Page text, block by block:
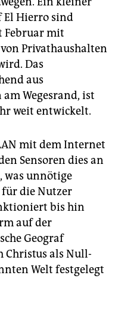
El Hierro sind
Februar mit
Privathaushalten
Das
aus
Wegesrand, ist
weit entwickelt.
mit dem Internet
Sensoren dies an
was unnötige
die Nutzer
bis hin
auf der
Geograf
Christus als Null-
Welt festgelegt